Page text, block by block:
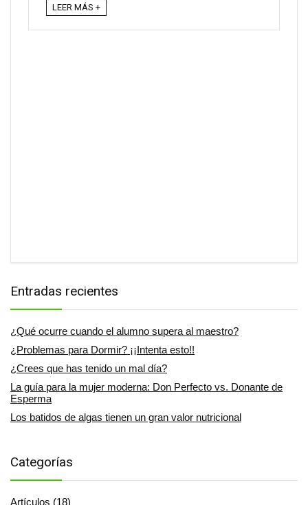
LEER MÁS +
Entradas recientes
¿Qué ocurre cuando el alumno supera al maestro?
¿Problemas para Dormir? ¡¡Intenta esto!!
¿Crees que has tenido un mal día?
La guía para la mujer moderna: Don Perfecto vs. Donante de
Esperma
Los batidos de algas tienen un gran valor nutricional
Categorías
Artículos (18)